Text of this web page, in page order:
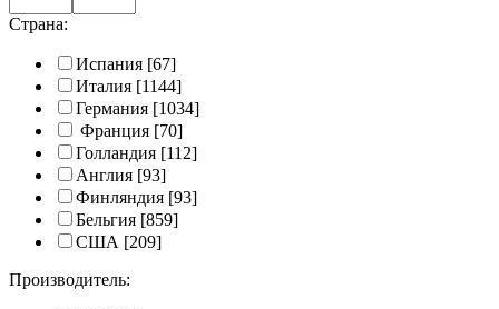
Страна:
Испания [67]
Италия [1144]
Германия [1034]
Франция [70]
Голландия [112]
Англия [93]
Финляндия [93]
Бельгия [859]
США [209]
Производитель: